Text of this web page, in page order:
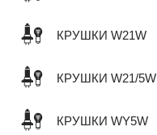
КРУШКИ W21W
КРУШКИ W21/5W
КРУШКИ WY5W